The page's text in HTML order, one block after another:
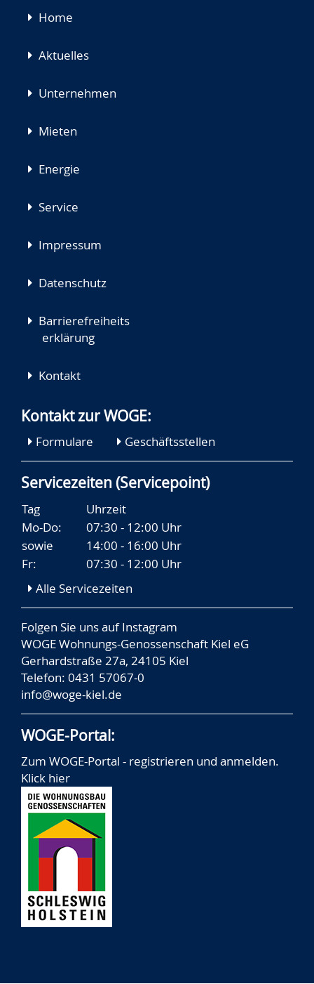
Navigation
Home
Aktuelles
Unternehmen
Mieten
Energie
Service
Impressum
Datenschutz
Barrierefreiheits
erklärung
Kontakt
Kontakt zur WOGE:
Formulare Geschäftsstellen
Servicezeiten (Servicepoint)
Tag
Uhrzeit
Mo-Do:
07:30 - 12:00 Uhr
sowie
14:00 - 16:00 Uhr
Fr:
07:30 - 12:00 Uhr
Alle Servicezeiten
Folgen Sie uns aufInstagram
WOGE Wohnungs-Genossenschaft Kiel eG
Gerhardstraße 27a, 24105 Kiel
Telefon: 0431 57067-0
info@woge-kiel.de
WOGE-Portal:
Zum WOGE-Portal - registrieren und anmelden.
Klick hier